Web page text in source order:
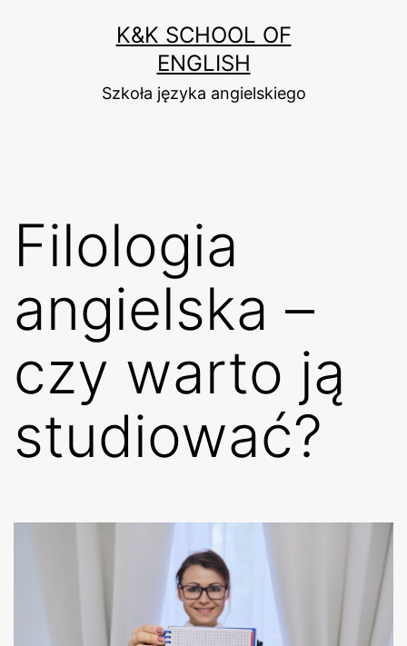
K&K SCHOOL OF
ENGLISH
Szkoła języka angielskiego
Filologia
angielska –
czy warto ją
studiować?